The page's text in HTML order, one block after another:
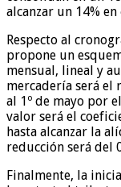
alcanzar un 14%
Respecto al
propone un
mensual, lineal y
mercadería será
al 1º de mayo por
valor será el
hasta alcanzar la
reducción será del
Finalmente, la